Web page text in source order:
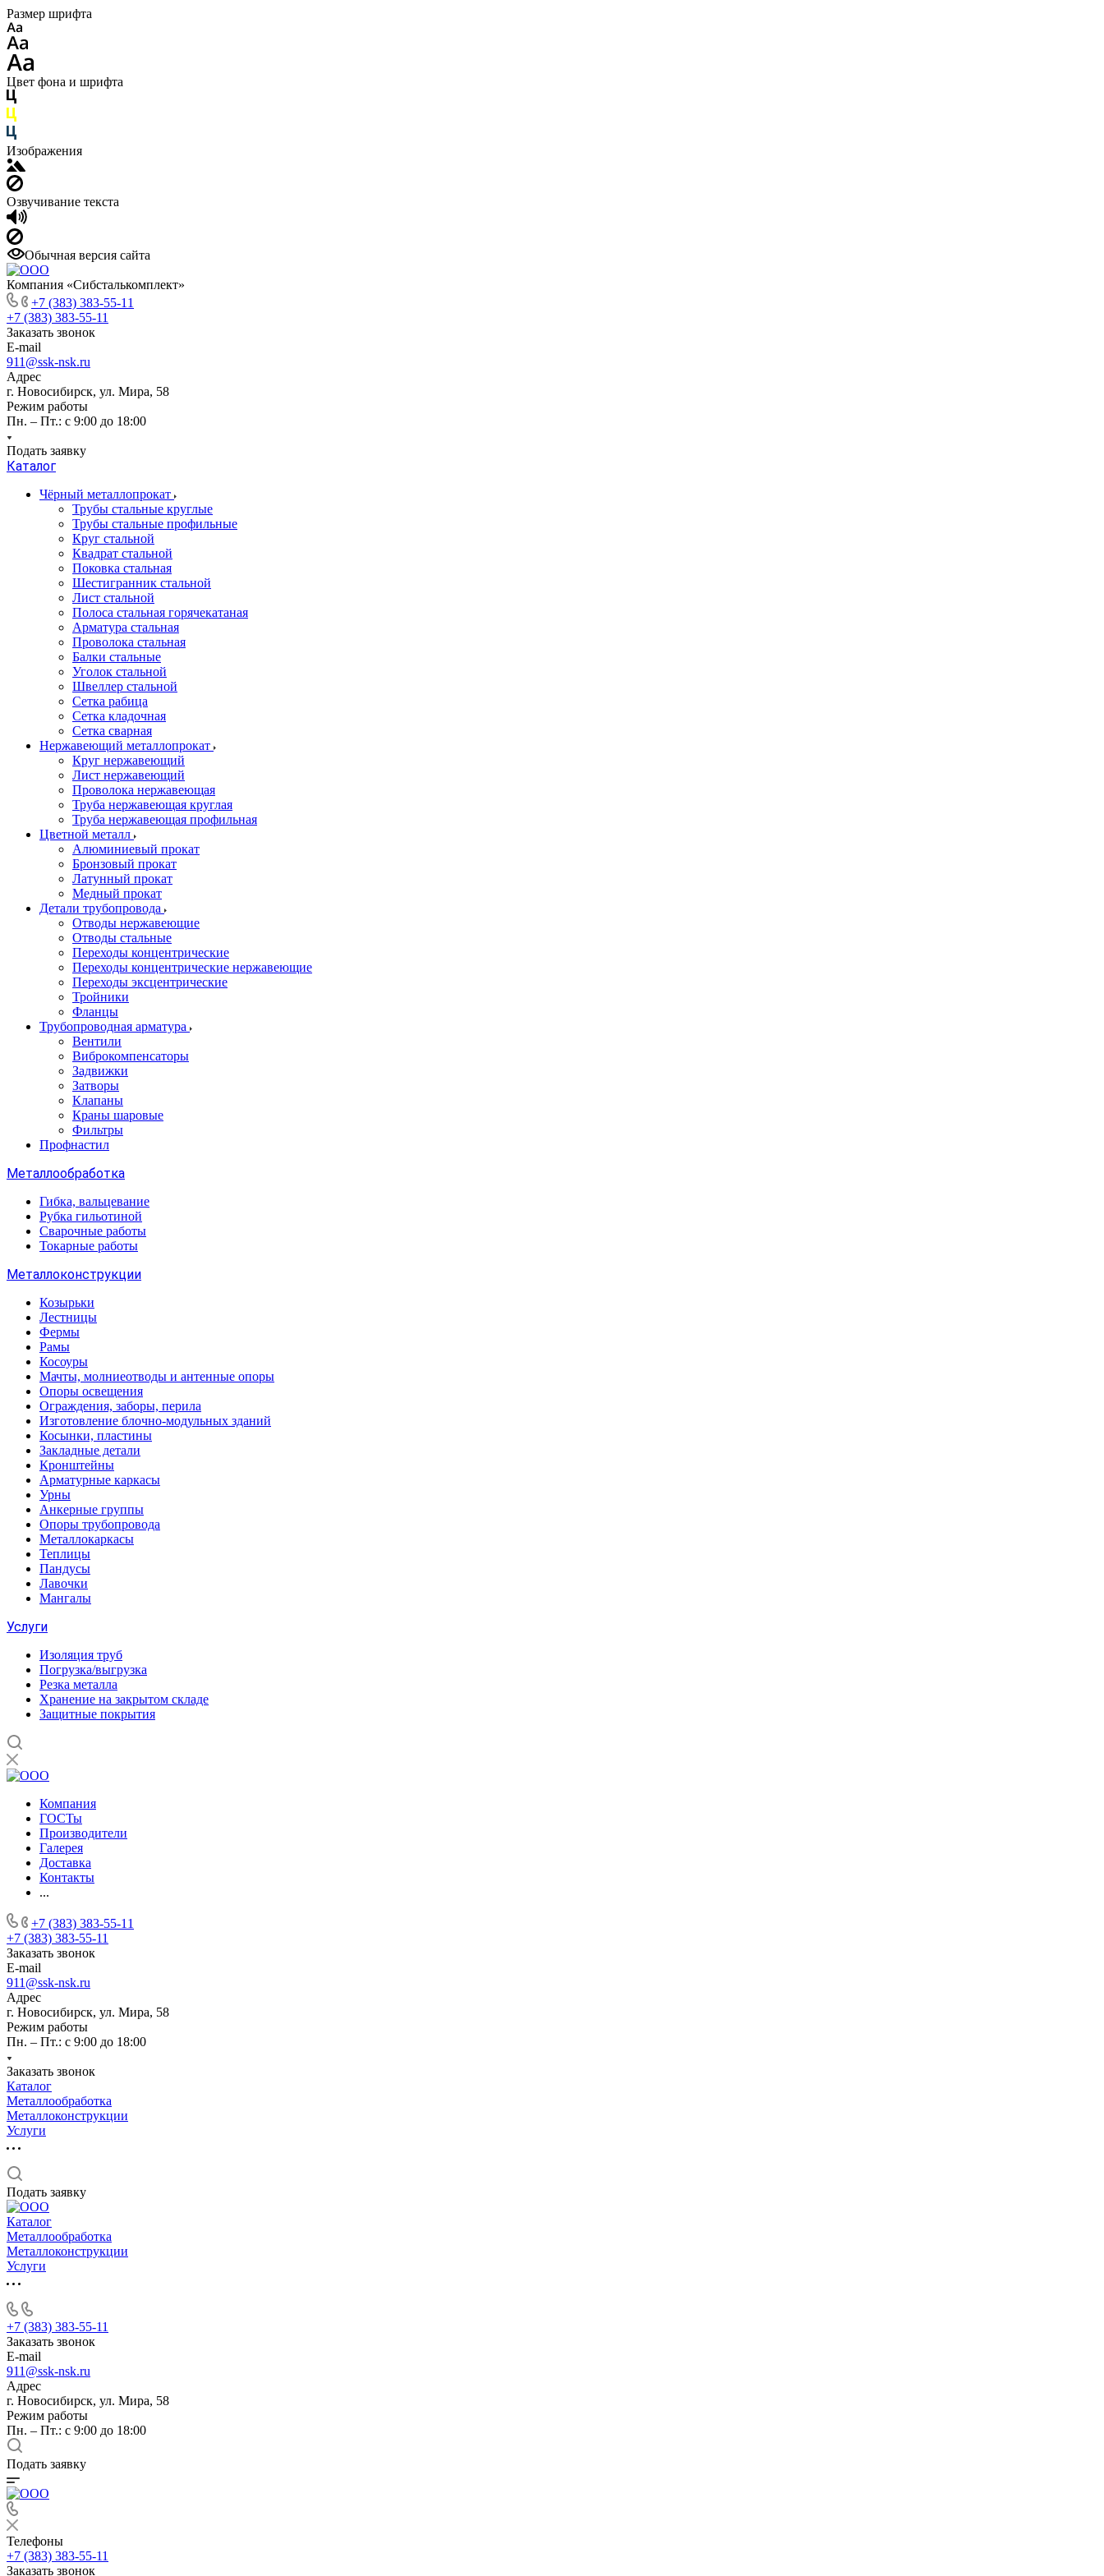
Размер шрифта
Цвет фона и шрифта
Изображения
Озвучивание текста
Обычная версия сайта
Компания «Сибсталькомплект»
+7 (383) 383-55-11
+7 (383) 383-55-11
Заказать звонок
E-mail
911@ssk-nsk.ru
Адрес
г. Новосибирск, ул. Мира, 58
Режим работы
Пн. – Пт.: с 9:00 до 18:00
Подать заявку
Каталог
Чёрный металлопрокат
Трубы стальные круглые
Трубы стальные профильные
Круг стальной
Квадрат стальной
Поковка стальная
Шестигранник стальной
Лист стальной
Полоса стальная горячекатаная
Арматура стальная
Проволока стальная
Балки стальные
Уголок стальной
Швеллер стальной
Сетка рабица
Сетка кладочная
Сетка сварная
Нержавеющий металлопрокат
Круг нержавеющий
Лист нержавеющий
Проволока нержавеющая
Труба нержавеющая круглая
Труба нержавеющая профильная
Цветной металл
Алюминиевый прокат
Бронзовый прокат
Латунный прокат
Медный прокат
Детали трубопровода
Отводы нержавеющие
Отводы стальные
Переходы концентрические
Переходы концентрические нержавеющие
Переходы эксцентрические
Тройники
Фланцы
Трубопроводная арматура
Вентили
Виброкомпенсаторы
Задвижки
Затворы
Клапаны
Краны шаровые
Фильтры
Профнастил
Металлообработка
Гибка, вальцевание
Рубка гильотиной
Сварочные работы
Токарные работы
Металлоконструкции
Козырьки
Лестницы
Фермы
Рамы
Косоуры
Мачты, молниеотводы и антенные опоры
Опоры освещения
Ограждения, заборы, перила
Изготовление блочно-модульных зданий
Косынки, пластины
Закладные детали
Кронштейны
Арматурные каркасы
Урны
Анкерные группы
Опоры трубопровода
Металлокаркасы
Теплицы
Пандусы
Лавочки
Мангалы
Услуги
Изоляция труб
Погрузка/выгрузка
Резка металла
Хранение на закрытом складе
Защитные покрытия
Компания
ГОСТы
Производители
Галерея
Доставка
Контакты
...
+7 (383) 383-55-11
+7 (383) 383-55-11
Заказать звонок
E-mail
911@ssk-nsk.ru
Адрес
г. Новосибирск, ул. Мира, 58
Режим работы
Пн. – Пт.: с 9:00 до 18:00
Заказать звонок
Каталог
Металлообработка
Металлоконструкции
Услуги
Подать заявку
Каталог
Металлообработка
Металлоконструкции
Услуги
+7 (383) 383-55-11
Заказать звонок
E-mail
911@ssk-nsk.ru
Адрес
г. Новосибирск, ул. Мира, 58
Режим работы
Пн. – Пт.: с 9:00 до 18:00
Подать заявку
Телефоны
+7 (383) 383-55-11
Заказать звонок